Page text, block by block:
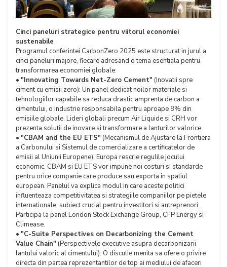
Cinci paneluri strategice pentru viitorul economiei
sustenabile
Programul conferintei CarbonZero 2025 este structurat in jurul a
cinci paneluri majore, fiecare adresand o tema esentiala pentru
transformarea economiei globale:
• "Innovating Towards Net-Zero Cement" (Inovatii spre
ciment cu emisii zero): Un panel dedicat noilor materiale si
tehnologiilor capabile sa reduca drastic amprenta de carbon a
cimentului, o industrie responsabila pentru aproape 8% din
emisiile globale. Lideri globali precum Air Liquide si CRH vor
prezenta solutii de inovare si transformare a lanturilor valorice.
• "CBAM and the EU ETS" (Mecanismul de Ajustare la Frontiera
a Carbonului si Sistemul de comercializare a certificatelor de
emisii al Uniunii Europene): Europa rescrie regulile jocului
economic. CBAM si EU ETS vor impune noi costuri si standarde
pentru orice companie care produce sau exporta in spatiul
european. Panelul va explica modul in care aceste politici
influenteaza competitivitatea si strategiile companiilor pe pietele
internationale, subiect crucial pentru investitori si antreprenori.
Participa la panel London Stock Exchange Group, CFP Energy si
Climease.
• "C-Suite Perspectives on Decarbonizing the Cement
Value Chain" (Perspectivele executive asupra decarbonizarii
lantului valoric al cimentului): O discutie menita sa ofere o privire
directa din partea reprezentantilor de top ai mediului de afaceri